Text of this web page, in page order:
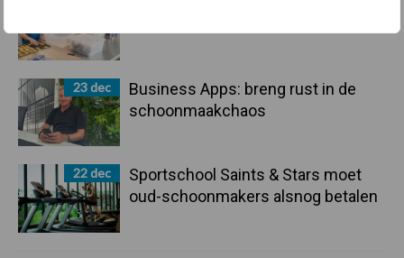
23 dec
Business Apps: breng rust in de
schoonmaakchaos
22 dec
Sportschool Saints & Stars moet
oud-schoonmakers alsnog betalen